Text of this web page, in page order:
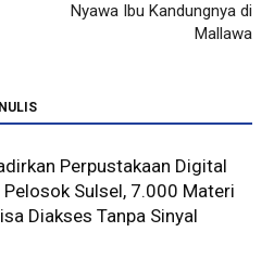
Nyawa Ibu Kandungnya di
Mallawa
Perpustakaan Digital
Pelosok Sulsel, 7.000 Materi
Diakses Tanpa Sinyal